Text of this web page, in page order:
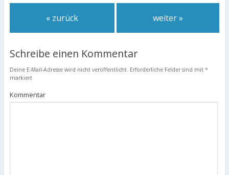
« zurück weiter »
Schreibe einen Kommentar
Deine E-Mail-Adresse wird nicht veröffentlicht. Erforderliche Felder sind mit *
markiert
Kommentar